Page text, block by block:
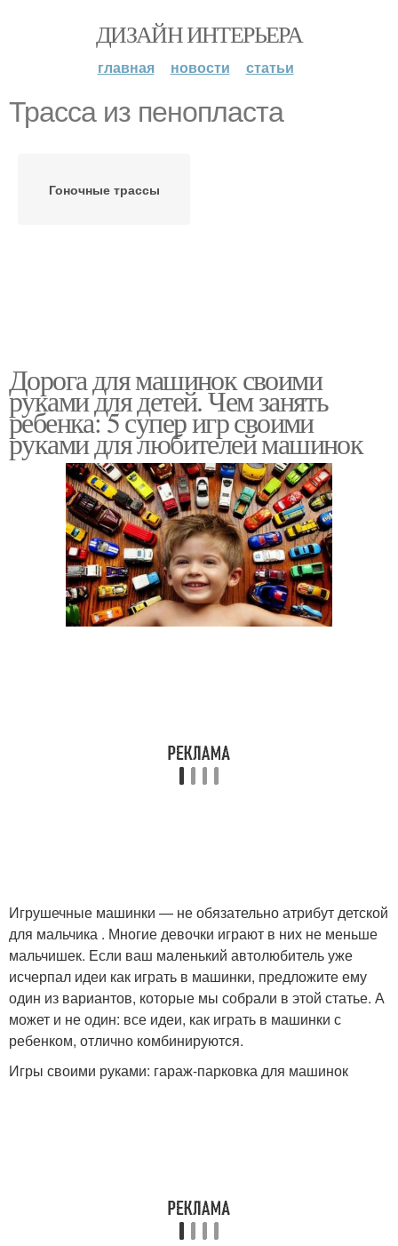
ДИЗАЙН ИНТЕРЬЕРА
главная новости статьи
Трасса из пенопласта
Гоночные трассы
Дорога для машинок своими
руками для детей. Чем занять
ребенка: 5 супер игр своими
руками для любителей машинок
Игрушечные машинки — не обязательно атрибут детской
для мальчика . Многие девочки играют в них не меньше
мальчишек. Если ваш маленький автолюбитель уже
исчерпал идеи как играть в машинки, предложите ему
один из вариантов, которые мы собрали в этой статье. А
может и не один: все идеи, как играть в машинки с
ребенком, отлично комбинируются.
Игры своими руками: гараж-парковка для машинок